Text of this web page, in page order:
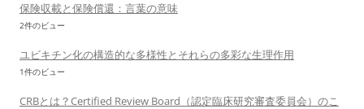
保険収載と保険償還：言葉の意味
2件のビュー
ユビキチン化の構造的な多様性とそれらの多彩な生理作用
1件のビュー
CRBとは？Certified Review Board（認定臨床研究審査委員会）のこ